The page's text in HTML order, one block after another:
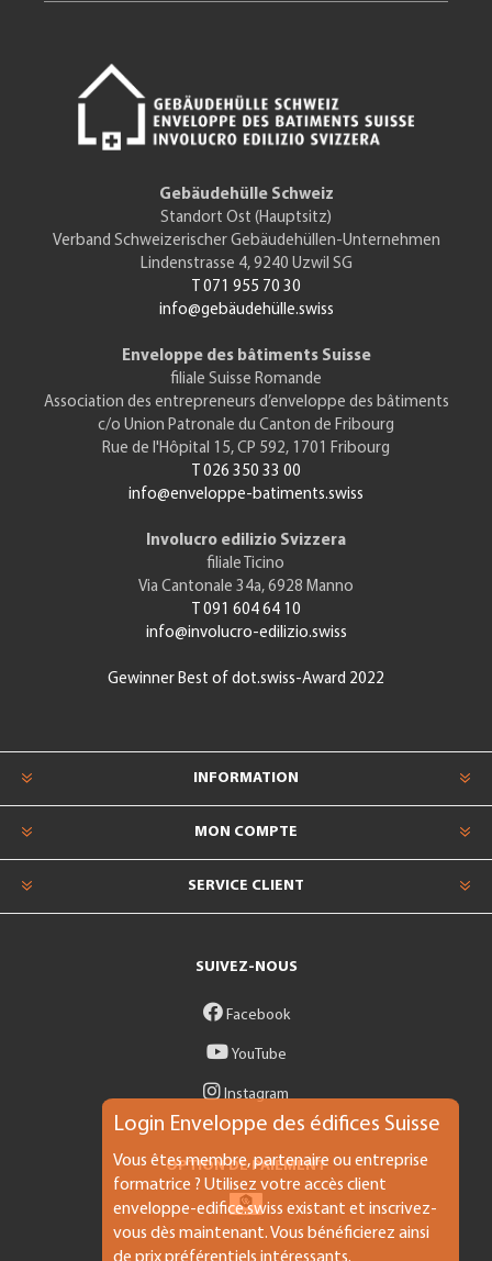
Login Enveloppe des édifices Suisse
Vous êtes membre, partenaire ou entreprise
formatrice ? Utilisez votre accès client
enveloppe-edifice.swiss existant et inscrivez-
vous dès maintenant. Vous bénéficierez ainsi
Gebäudehülle Schweiz
Standort Ost (Hauptsitz)
Verband Schweizerischer Gebäudehüllen-Unternehmen
Lindenstrasse 4, 9240 Uzwil SG
T 071 955 70 30
info@gebäudehülle.swiss
Enveloppe des bâtiments Suisse
filiale Suisse Romande
Association des entrepreneurs d’enveloppe des bâtiments
c/o Union Patronale du Canton de Fribourg
Rue de l'Hôpital 15, CP 592, 1701 Fribourg
T 026 350 33 00
info@enveloppe-batiments.swiss
Involucro edilizio Svizzera
filiale Ticino
Via Cantonale 34a, 6928 Manno
T 091 604 64 10
info@involucro-edilizio.swiss
Gewinner Best of dot.swiss-Award 2022
INFORMATION
MON COMPTE
SERVICE CLIENT
SUIVEZ-NOUS
Facebook
YouTube
Instagram
OPTION DE PAIEMENT